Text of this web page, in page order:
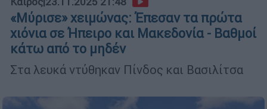
«Μύρισε» χειμώνας: Έπεσαν τα πρώτα
χιόνια σε Ήπειρο και Μακεδονία - Βαθμοί
κάτω από το μηδέν
Στα λευκά ντύθηκαν Πίνδος και Βασιλίτσα